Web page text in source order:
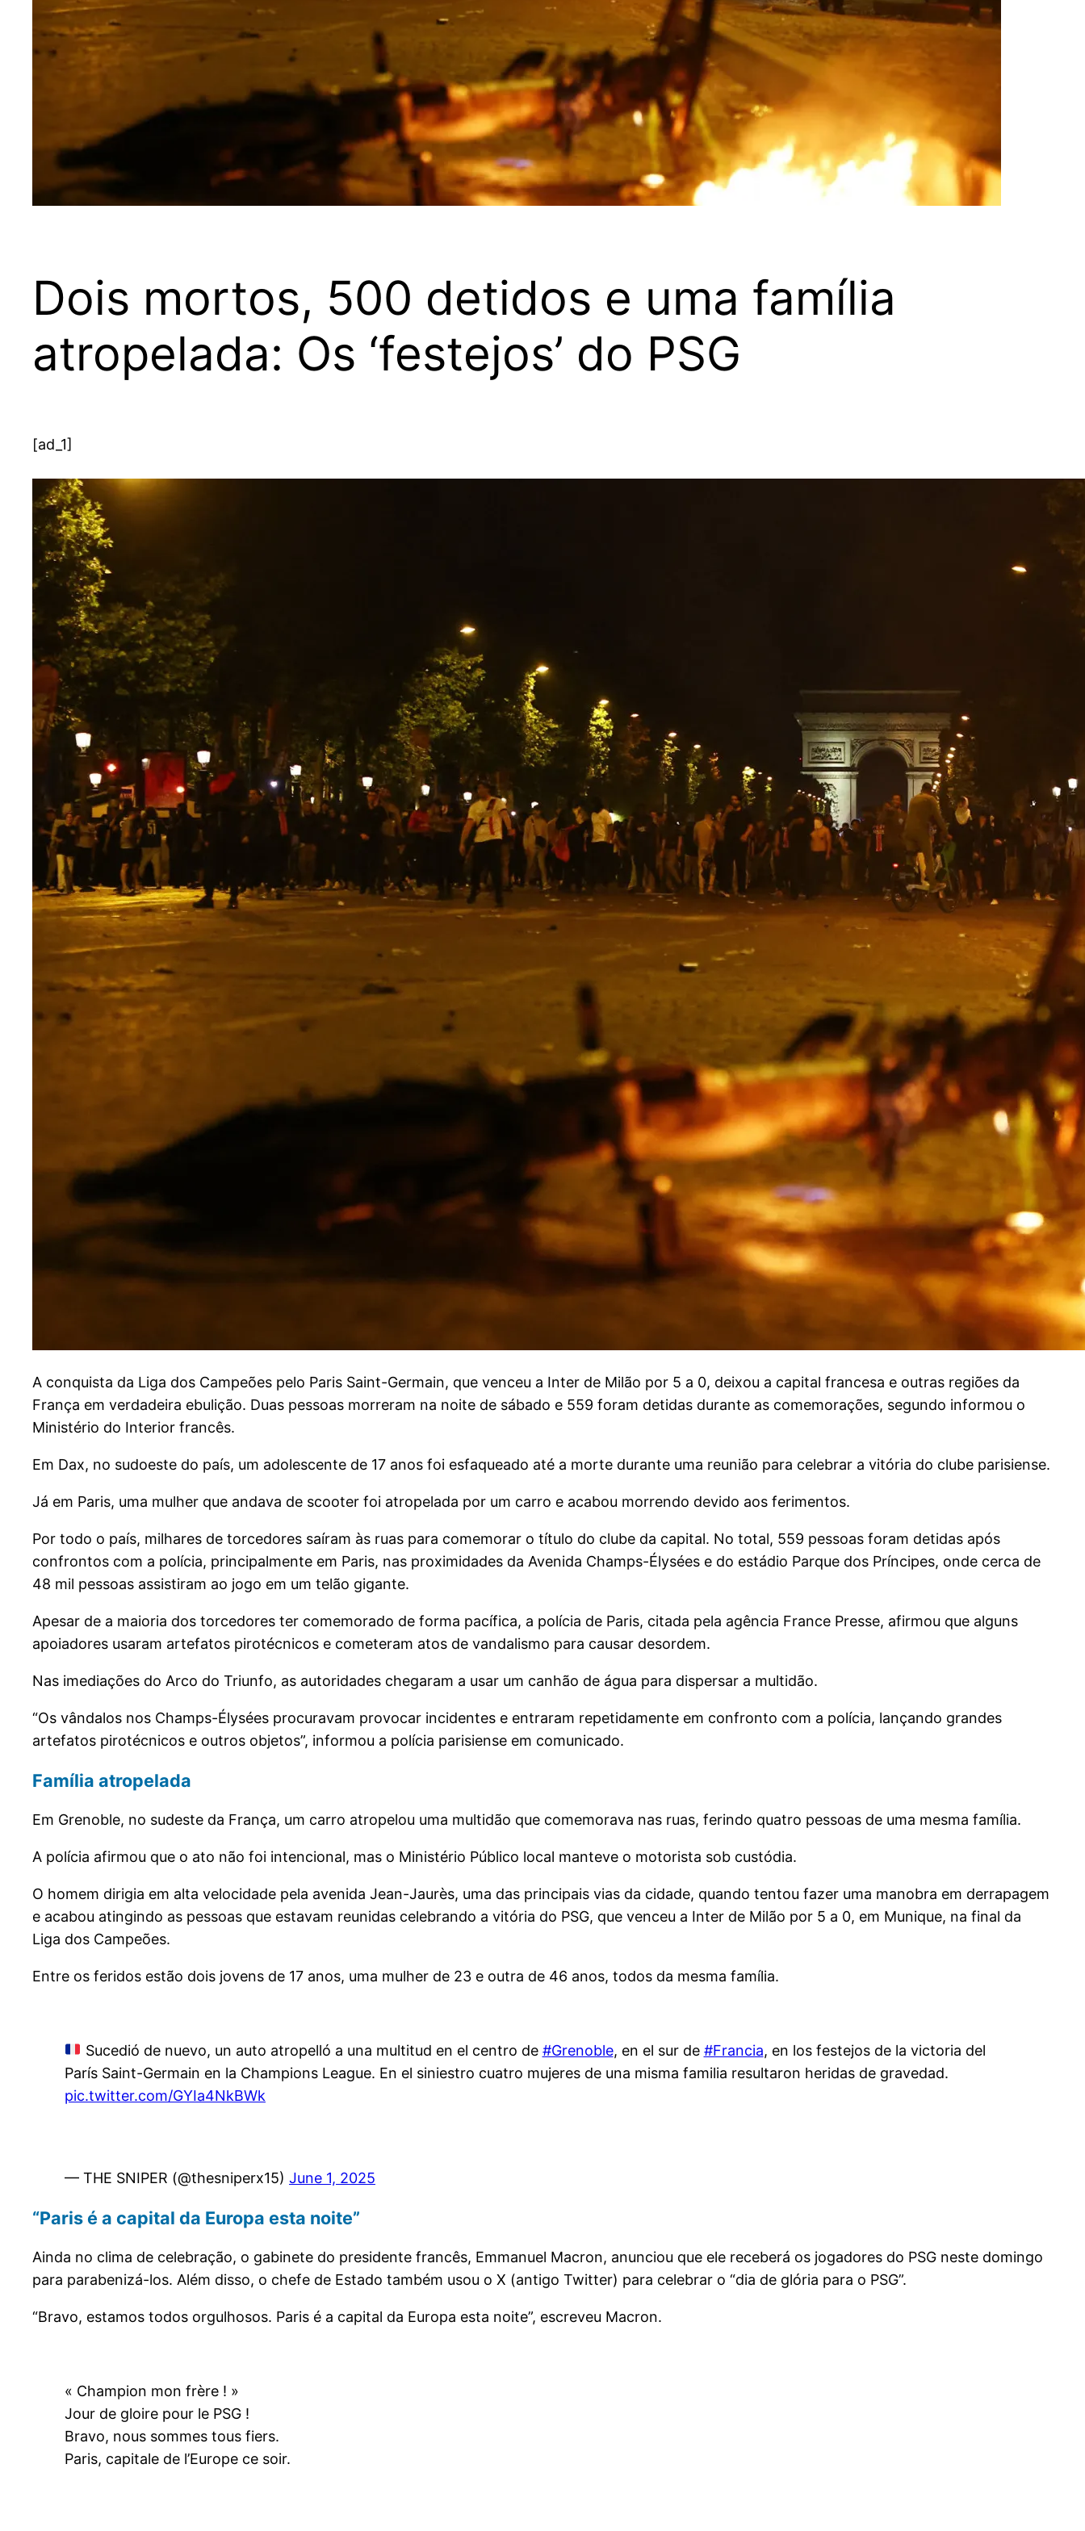
Dois mortos, 500 detidos e uma família
atropelada: Os ‘festejos’ do PSG
[ad_1]
A conquista da Liga dos Campeões pelo Paris Saint-Germain, que venceu a Inter de Milão por 5 a 0, deixou a capital francesa e outras regiões da
França em verdadeira ebulição. Duas pessoas morreram na noite de sábado e 559 foram detidas durante as comemorações, segundo informou o
Ministério do Interior francês.
Em Dax, no sudoeste do país, um adolescente de 17 anos foi esfaqueado até a morte durante uma reunião para celebrar a vitória do clube parisiense.
Já em Paris, uma mulher que andava de scooter foi atropelada por um carro e acabou morrendo devido aos ferimentos.
Por todo o país, milhares de torcedores saíram às ruas para comemorar o título do clube da capital. No total, 559 pessoas foram detidas após
confrontos com a polícia, principalmente em Paris, nas proximidades da Avenida Champs-Élysées e do estádio Parque dos Príncipes, onde cerca de
48 mil pessoas assistiram ao jogo em um telão gigante.
Apesar de a maioria dos torcedores ter comemorado de forma pacífica, a polícia de Paris, citada pela agência France Presse, afirmou que alguns
apoiadores usaram artefatos pirotécnicos e cometeram atos de vandalismo para causar desordem.
Nas imediações do Arco do Triunfo, as autoridades chegaram a usar um canhão de água para dispersar a multidão.
“Os vândalos nos Champs-Élysées procuravam provocar incidentes e entraram repetidamente em confronto com a polícia, lançando grandes
artefatos pirotécnicos e outros objetos”, informou a polícia parisiense em comunicado.
Família atropelada
Em Grenoble, no sudeste da França, um carro atropelou uma multidão que comemorava nas ruas, ferindo quatro pessoas de uma mesma família.
A polícia afirmou que o ato não foi intencional, mas o Ministério Público local manteve o motorista sob custódia.
O homem dirigia em alta velocidade pela avenida Jean-Jaurès, uma das principais vias da cidade, quando tentou fazer uma manobra em derrapagem
e acabou atingindo as pessoas que estavam reunidas celebrando a vitória do PSG, que venceu a Inter de Milão por 5 a 0, em Munique, na final da
Liga dos Campeões.
Entre os feridos estão dois jovens de 17 anos, uma mulher de 23 e outra de 46 anos, todos da mesma família.
Sucedió de nuevo, un auto atropelló a una multitud en el centro de #Grenoble, en el sur de #Francia, en los festejos de la victoria del
París Saint-Germain en la Champions League. En el siniestro cuatro mujeres de una misma familia resultaron heridas de gravedad.
pic.twitter.com/GYIa4NkBWk
— THE SNIPER (@thesniperx15) June 1, 2025
“Paris é a capital da Europa esta noite”
Ainda no clima de celebração, o gabinete do presidente francês, Emmanuel Macron, anunciou que ele receberá os jogadores do PSG neste domingo
para parabenizá-los. Além disso, o chefe de Estado também usou o X (antigo Twitter) para celebrar o “dia de glória para o PSG”.
“Bravo, estamos todos orgulhosos. Paris é a capital da Europa esta noite”, escreveu Macron.
« Champion mon frère ! »
Jour de gloire pour le PSG !
Bravo, nous sommes tous fiers.
Paris, capitale de l’Europe ce soir.